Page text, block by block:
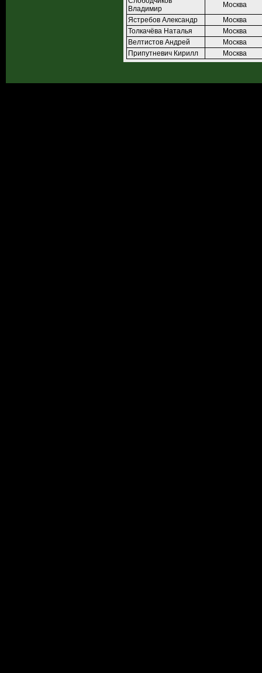
Владимир
Москва
Ястребов Александр
Москва
Толкачёва Наталья
Москва
Велтистов Андрей
Москва
Припутневич Кирилл
Москва